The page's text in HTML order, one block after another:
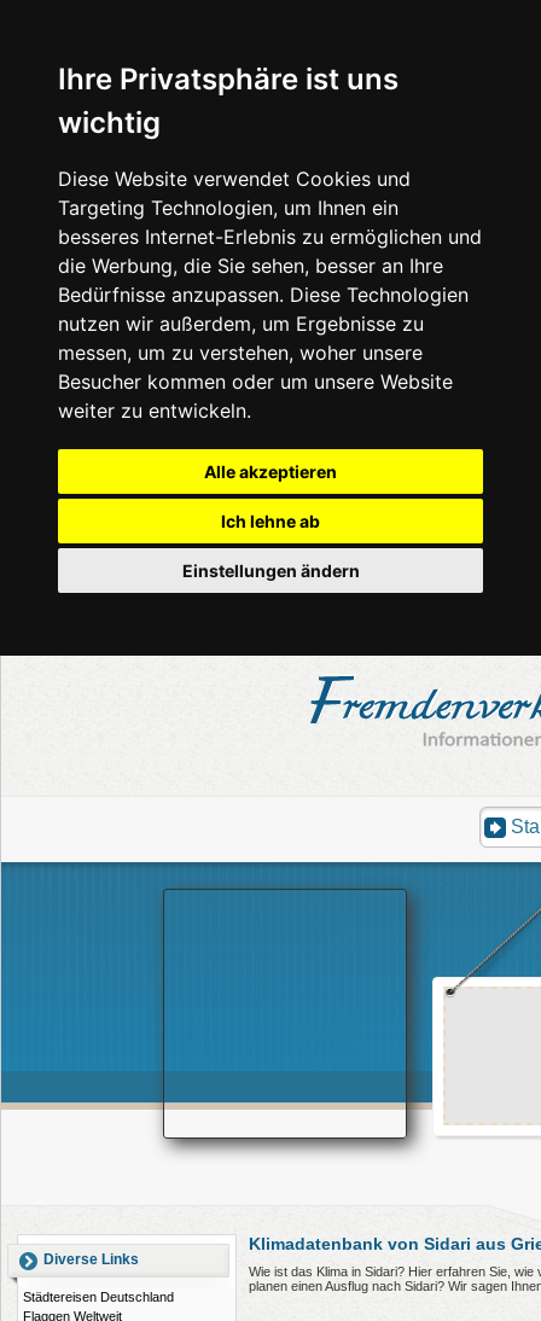
Ihre Privatsphäre ist uns
wichtig
Diese Website verwendet Cookies und
Targeting Technologien, um Ihnen ein
besseres Internet-Erlebnis zu ermöglichen und
die Werbung, die Sie sehen, besser an Ihre
Bedürfnisse anzupassen. Diese Technologien
nutzen wir außerdem, um Ergebnisse zu
messen, um zu verstehen, woher unsere
Besucher kommen oder um unsere Website
weiter zu entwickeln.
Alle akzeptieren
Ich lehne ab
Einstellungen ändern
Diverse Links
Städtereisen Deutschland
Flaggen Weltweit
Klimadatenbank von Sidari aus
Wie ist das Klima in Sidari? Hier erfahren Sie,
planen einen Ausflug nach Sidari? Wir sagen